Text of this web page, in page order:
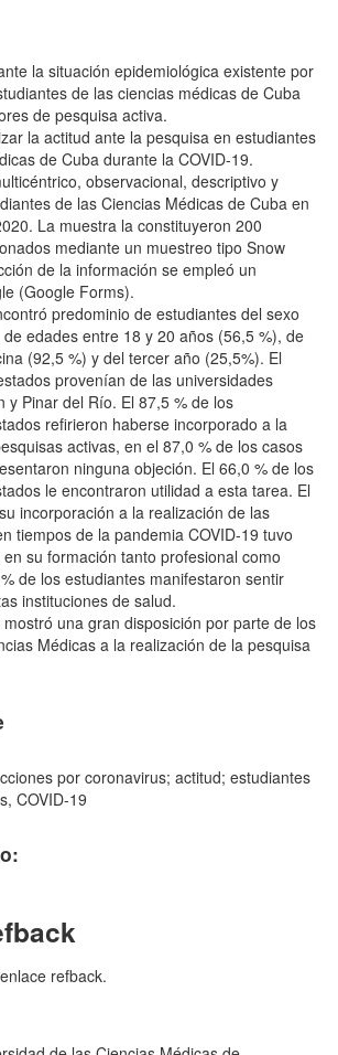
la situación epidemiológica existente por
de las ciencias médicas de Cuba
de pesquisa activa.
la actitud ante la pesquisa en estudiantes
de Cuba durante la COVID-19.
observacional, descriptivo y
de las Ciencias Médicas de Cuba en
La muestra la constituyeron 200
mediante un muestreo tipo Snow
de la información se empleó un
(Google Forms).
predominio de estudiantes del sexo
edades entre 18 y 20 años (56,5 %), de
(92,5 %) y del tercer año (25,5%). El
provenían de las universidades
y Pinar del Río. El 87,5 % de los
refirieron haberse incorporado a la
activas, en el 87,0 % de los casos
ninguna objeción. El 66,0 % de los
le encontraron utilidad a esta tarea. El
incorporación a la realización de las
tiempos de la pandemia COVID-19 tuvo
su formación tanto profesional como
de los estudiantes manifestaron sentir
instituciones de salud.
mostró una gran disposición por parte de los
Médicas a la realización de la pesquisa
por coronavirus; actitud; estudiantes
COVID-19
refback.